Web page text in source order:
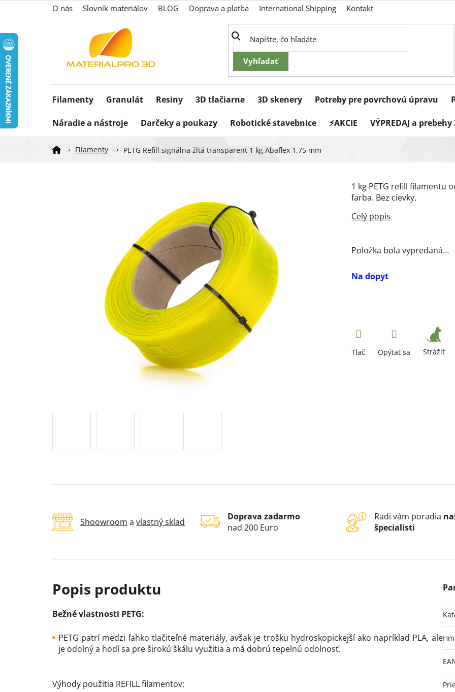
na
O nás Slovník materiálov BLOG Doprava a platba International Shipping Kontakt
Filamenty Granulát Resiny 3D tlačiarne 3D skenery Potreby pre povrchovú úpravu
Náradie a nástroje Darčeky a poukazy Robotické stavebnice ⚡AKCIE VÝPREDAJ a
Filamenty PETG Refill signálna žltá transparent 1 kg Abaflex 1,75 mm
Na dopyt
Položka bola vypredaná…
1 kg PETG refill filamentu
farba. Bez cievky.
Tlač Opýtať sa Strážiť
Shoowroom a vlastný sklad
Doprava zadarmo
nad 200 Euro
Radi vám poradia
špecialisti
Bežné vlastnosti PETG:
PETG patrí medzi ľahko tlačiteľné materiály, avšak je trošku hydroskopickejší ako napríklad PLA, ale
je odolný a hodí sa pre širokú škálu využitia a má dobrú tepelnú odolnosť.
Výhody použitia REFILL filamentov: